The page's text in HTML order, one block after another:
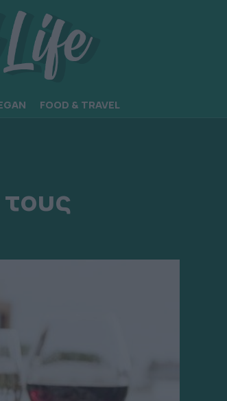
FOOD & TRAVEL